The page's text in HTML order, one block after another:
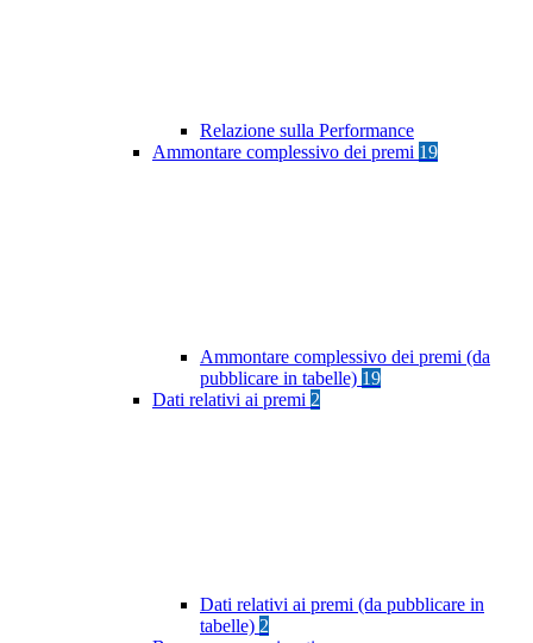
Relazione sulla Performance
Ammontare complessivo dei premi 19
Ammontare complessivo dei premi (da
pubblicare in tabelle) 19
Dati relativi ai premi 2
Dati relativi ai premi (da pubblicare in
tabelle) 2